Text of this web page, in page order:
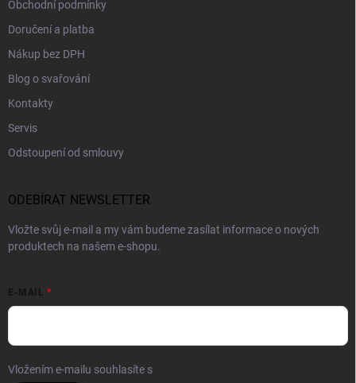
Obchodní podmínky
Doručení a platba
Nákup bez DPH
Blog o svařování
Kontakty
Servis
Odstoupení od smlouvy
ODEBÍRAT NEWSLETTER
Vložte svůj e-mail a my vám budeme zasílat informace o nových
produktech na našem e-shopu.
E-MAIL
Vložením e-mailu souhlasíte s